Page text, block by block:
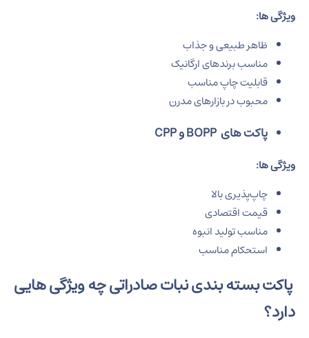
ویژگی‌ ها:
ظاهر طبیعی و جذاب
مناسب برندهای ارگانیک
قابلیت چاپ مناسب
محبوب در بازارهای مدرن
پاکت های BOPP و CPP
ویژگی‌ ها:
چاپ‌پذیری بالا
قیمت اقتصادی
مناسب تولید انبوه
استحکام مناسب
پاکت بسته بندی نبات صادراتی چه ویژگی‌ هایی
دارد؟